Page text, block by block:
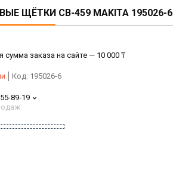
ЩЁТКИ CB-459 MAKITA 195026-6
сумма заказа на сайте — 10 000 ₸
Код: 195026-6
89-19